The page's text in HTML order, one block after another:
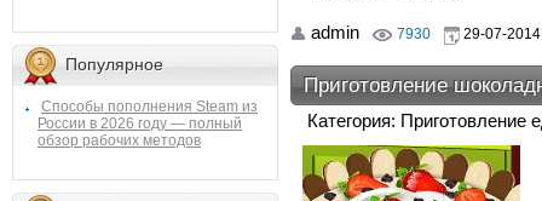
Популярное
Способы пополнения Steam из
России в 2026 году — полный
обзор рабочих методов
admin 7930 29-07-
Приготовление
Категория: Приготовление